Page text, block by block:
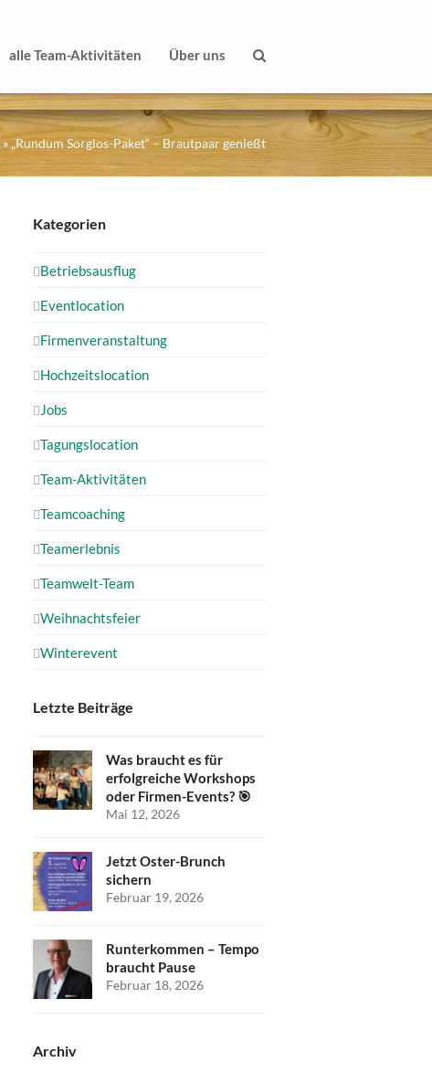
alle Team-Aktivitäten Über uns
» „Rundum Sorglos-Paket“ – Brautpaar genießt
Kategorien
Betriebsausflug
Eventlocation
Firmenveranstaltung
Hochzeitslocation
Jobs
Tagungslocation
Team-Aktivitäten
Teamcoaching
Teamerlebnis
Teamwelt-Team
Weihnachtsfeier
Winterevent
Letzte Beiträge
Was braucht es für
erfolgreiche Workshops
oder Firmen-Events? 🎯
Mai 12, 2026
Jetzt Oster-Brunch
sichern
Februar 19, 2026
Runterkommen – Tempo
braucht Pause
Februar 18, 2026
Archiv